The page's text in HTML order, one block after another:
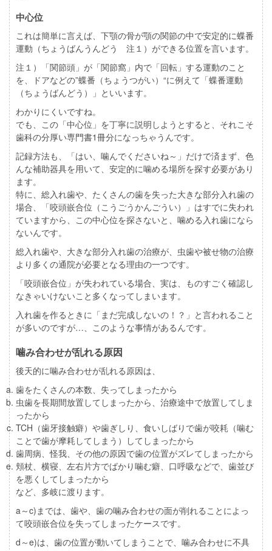
中心位
これは簡単に言えば、下顎の骨が顎の関節の中で安定的に蝶番
運動（ちょうばんうんどう 注１）ができる位置を言います。
注１）「関節頭」が「関節窩」内で「回転」する運動のこと
を、ドアなどの”蝶番（ちょうつがい）“に例えて「蝶番運動
（ちょうばんどう）」といいます。
わかりにくいですね。
でも、この「中心位」を丁寧に説明しようとすると、それこそ
歯科の分厚い専門書1冊分になっちゃうんです。
記録方法も、「はい、噛んでくださいね～」だけで済まず、色
んな補助器具を用いて、安定的に噛める場所を探す必要があり
ます。
特に、総入れ歯や、たくさんの歯を失った大きな部分入れ歯の
場合、「咬頭嵌合位（こうごうかんごうい）」はすでに失われ
ていますから、この中心位を探さないと、噛める入れ歯になら
ないんです。
総入れ歯や、大きな部分入れ歯の治療が、虫歯や被せ物の治療
より多くの通院が必要となる理由の一つです。
「咬頭嵌合位」が失われている場合、実は、ものすごく確認し
なきゃいけないこと多くなってしまいます。
入れ歯を作るときに「まだ完成しないの！？」と言われること
が多いのですが…、このような事情があるんです。
噛み合わせが乱れる原因
後天的に噛み合わせが乱れる原因は、
歯をたくさんの本数、失ってしまったから
虫歯を長期間放置してしまったから、治療途中で放置してしま
ったから
TCH（歯牙接触癖）や歯ぎしり、食いしばりで歯が咬耗（噛む
ことで歯が摩耗してしまう）してしまったから
歯周病、怪我、その他の原因で歯の位置がズレてしまったから
頬杖、横寝、左右片方でばかり噛む癖、口呼吸などで、歯並び
を悪くしてしまったから
など、多岐に渡ります。
a～c)までは、歯や、歯の噛み合わせの面が削れることによっ
て咬頭嵌合位を失ってしまったケースです。
d～e)は、歯の位置が動いてしまうことで、噛み合わせに不具